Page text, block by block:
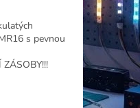
s pevnou